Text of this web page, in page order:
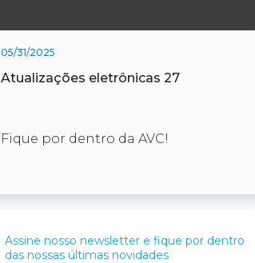
05/31/2025
Atualizações eletrônicas 27
Fique por dentro da AVC!
Assine nosso newsletter e fique por dentro
das nossas últimas novidades